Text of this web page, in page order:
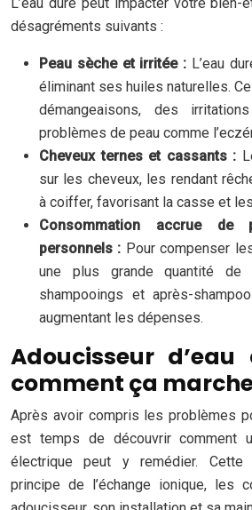
désagréments suivants :
Peau sèche et irritée : L’eau
éliminant ses huiles naturelles.
démangeaisons, des
problèmes de peau comme
Cheveux ternes et cassants :
sur les cheveux, les rendant
à coiffer, favorisant la casse et
Consommation accrue de
personnels : Pour compenser
une plus grande quantité de
shampooings et après-
augmentant les dépenses.
Adoucisseur
comment ça
Après avoir compris les problèmes
est temps de découvrir comment
électrique peut y remédier.
principe de l’échange ionique, les